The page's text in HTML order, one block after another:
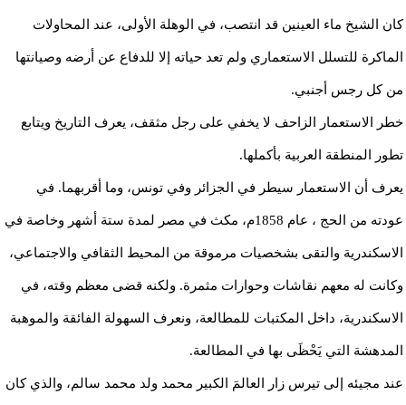
كان الشيخ ماء العينين قد انتصب، في الوهلة الأولى، عند المحاولات
الماكرة للتسلل الاستعماري ولم تعد حياته إلا للدفاع عن أرضه وصيانتها
من كل رجس أجنبي.
خطر الاستعمار الزاحف لا يخفي على رجل مثقف، يعرف التاريخ ويتابع
تطور المنطقة العربية بأكملها.
يعرف أن الاستعمار سيطر في الجزائر وفي تونس، وما أقربهما. في
عودته من الحج ، عام 1858م، مكث في مصر لمدة ستة أشهر وخاصة في
الاسكندرية والتقى بشخصيات مرموقة من المحيط الثقافي والاجتماعي،
وكانت له معهم نقاشات وحوارات مثمرة. ولكنه قضى معظم وقته، في
الاسكندرية، داخل المكتبات للمطالعة، ونعرف السهولة الفائقة والموهبة
المدهشة التي يَحْظَى بها في المطالعة.
عند مجيئه إلى تيرس زار العالمَ الكبير محمد ولد محمد سالم، والذي كان